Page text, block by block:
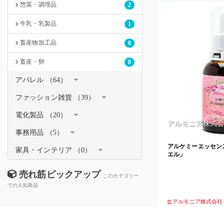
惣菜・調理品 2
牛乳・乳製品 1
畜産物加工品 0
畜産・卵 0
アパレル （64）
ファッション雑貨 （39）
電化製品 （20）
事務用品 （5）
家具・インテリア （0）
売れ筋ピックアップ このカテゴリー
での人気商品
アルモニア株式
アルケミーエッセ
エル」
アルモニア株式会社